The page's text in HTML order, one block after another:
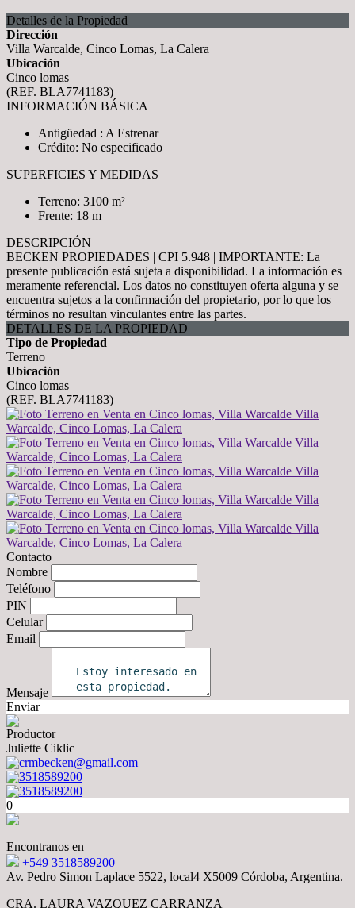
Detalles de la Propiedad
Dirección
Villa Warcalde, Cinco Lomas, La Calera
Ubicación
Cinco lomas
(REF. BLA7741183)
INFORMACIÓN BÁSICA
Antigüedad : A Estrenar
Crédito: No especificado
SUPERFICIES Y MEDIDAS
Terreno: 3100 m²
Frente: 18 m
DESCRIPCIÓN
BECKEN PROPIEDADES | CPI 5.948 | IMPORTANTE: La
presente publicación está sujeta a disponibilidad. La información es
meramente referencial. Los datos no constituyen oferta alguna y se
encuentra sujetos a la confirmación del propietario, por lo que los
términos no resultan vinculantes entre las partes.
DETALLES DE LA PROPIEDAD
Tipo de Propiedad
Terreno
Ubicación
Cinco lomas
(REF. BLA7741183)
Contacto
Nombre
Teléfono
PIN
Celular
Email
Mensaje
Enviar
Productor
Juliette Ciklic
crmbecken@gmail.com
3518589200
3518589200
0
Encontranos en
+549 3518589200
Av. Pedro Simon Laplace 5522, local4 X5009 Córdoba, Argentina.
CRA. LAURA VAZQUEZ CARRANZA